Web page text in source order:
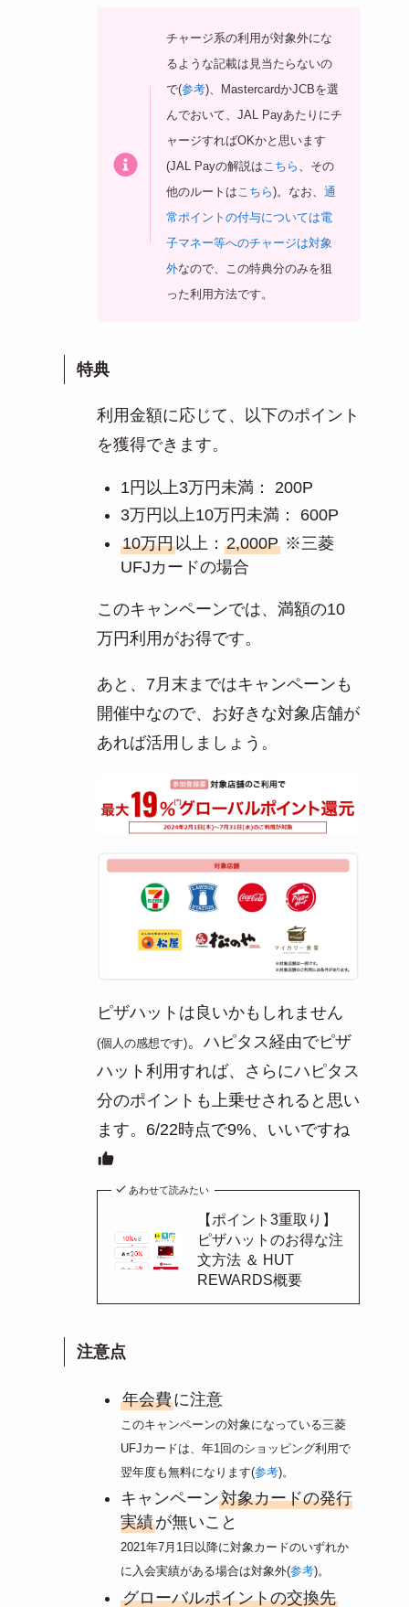
チャージ系の利用が対象外にな
るような記載は見当たらないの
で(参考)、MastercardかJCBを選
んでおいて、JAL Payあたりにチ
ャージすればOKかと思います
(JAL Payの解説はこちら 、その
他のルートはこちら)。なお、 通
常ポイントの付与については電
子マネー等へのチャージは対象
外なので、この特典分のみを狙
った利用方法です。
特典
利用金額に応じて、以下のポイント
を獲得できます。
1円以上3万円未満： 200P
3万円以上10万円未満： 600P
10万円 以上：2,000P ※三菱
UFJカードの場合
このキャンペーンでは、満額の10
万円利用がお得です。
あと、7月末まではキャンペーンも
開催中なので、お好きな対象店舗が
あれば活用しましょう。
ピザハットは良いかもしれません
(個人の感想です)。ハピタス経由でピザ
ハット利用すれば、さらにハピタス
分のポイントも上乗せされると思い
ます。6/22時点で9%、いいですね
あわせて読みたい
【ポイント3重取り】
ピザハットのお得な注
文方法 ＆ HUT
REWARDS概要
注意点
年会費に注意
このキャンペーンの対象になっている三菱
UFJカードは、年1回のショッピング利用で
翌年度も無料になります(参考)。
キャンペーン対象カードの発行
実績が無いこと
2021年7月1日以降に対象カードのいずれか
に入会実績がある場合は対象外(参考)。
グローバルポイントの交換先